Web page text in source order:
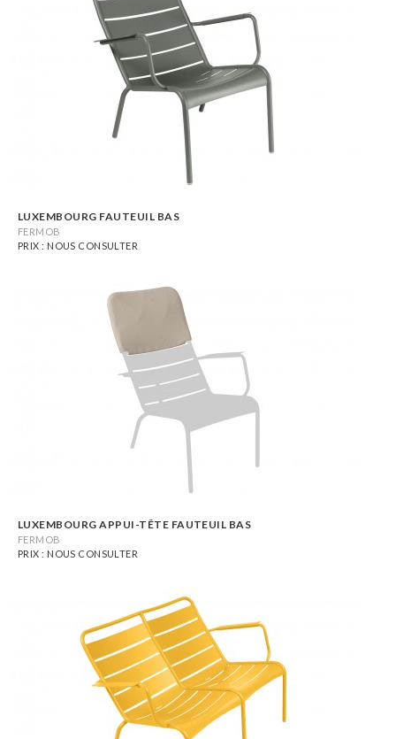
LUXEMBOURG FAUTEUIL BAS
FERMOB
PRIX : NOUS CONSULTER
LUXEMBOURG APPUI-TÊTE FAUTEUIL BAS
FERMOB
PRIX : NOUS CONSULTER